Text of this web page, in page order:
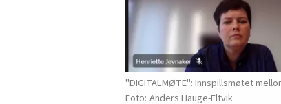
"DIGITALMØTE": Innspillsmøtet
Anders Hauge-Eltvik